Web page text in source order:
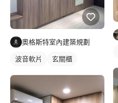
奧格斯特室內建築規劃
波音軟片 玄關櫃